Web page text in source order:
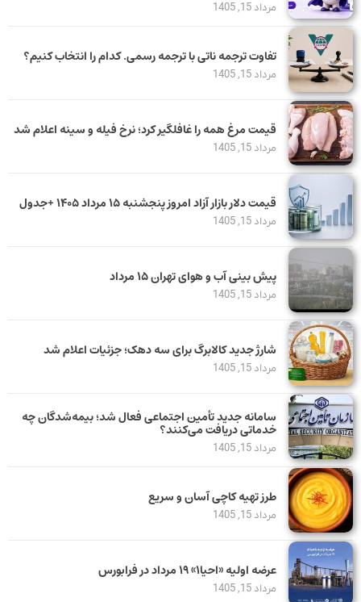
مرداد 15, 1405
تفاوت ترجمه ناتی با ترجمه رسمی. کدام را انتخاب کنیم؟
مرداد 15, 1405
قیمت مرغ همه را غافلگیر کرد؛ نرخ فیله و سینه اعلام شد
مرداد 15, 1405
قیمت دلار بازار آزاد امروز پنجشنبه ۱۵ مرداد ۱۴۰۵ +جدول
مرداد 15, 1405
پیش بینی آب و هوای تهران ۱۵ مرداد
مرداد 15, 1405
شارژ جدید کالابرگ برای سه دهک؛ جزئیات اعلام شد
مرداد 15, 1405
سامانه جدید تأمین اجتماعی فعال شد؛ بیمه‌شدگان چه
خدماتی دریافت می‌کنند؟
مرداد 15, 1405
طرز تهیه کاچی آسان و سریع
مرداد 15, 1405
عرضه اولیه «احیا۱» ۱۹ مرداد در فرابورس
مرداد 15, 1405